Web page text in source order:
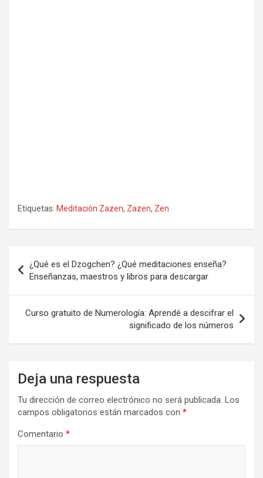
Etiquetas: Meditación Zazen, Zazen, Zen
de
entradas
¿Qué es el Dzogchen? ¿Qué meditaciones enseña?
Enseñanzas, maestros y libros para descargar
Curso gratuito de Numerología: Aprendé a descifrar el
significado de los números
Deja una respuesta
Tu dirección de correo electrónico no será publicada. Los
campos obligatorios están marcados con *
Comentario *